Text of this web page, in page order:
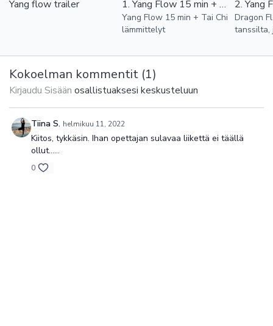
Yang flow trailer 1. Yang Flow 15 min + Tai Chi lämmittelyt
Yang Flow 15 min + Tai Chi
lämmittelyt
Dragon
tanssilta,
Kokoelman kommentit (1)
Kirjaudu Sisään osallistuaksesi keskusteluun
Tiina S. helmikuu 11, 2022
Kiitos, tykkäsin. Ihan opettajan sulavaa liikettä ei täällä
ollut……
0